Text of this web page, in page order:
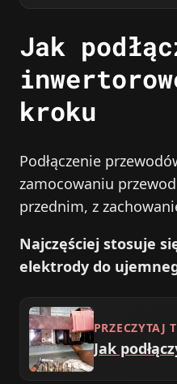
Jak
kroku
Podłączenie
zamocowaniu
przednim, z
Najczęściej stosuje
elektrody do
PRZECZYTAJ
Jak